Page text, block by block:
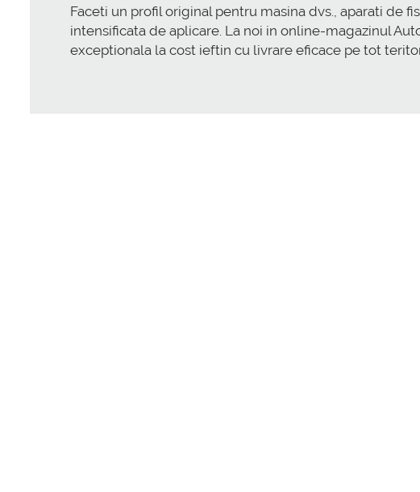
Faceti un profil original pentru masina dvs., aparati de
intensificata de aplicare. La noi in online-magazinul
exceptionala la cost ieftin cu livrare eficace pe tot